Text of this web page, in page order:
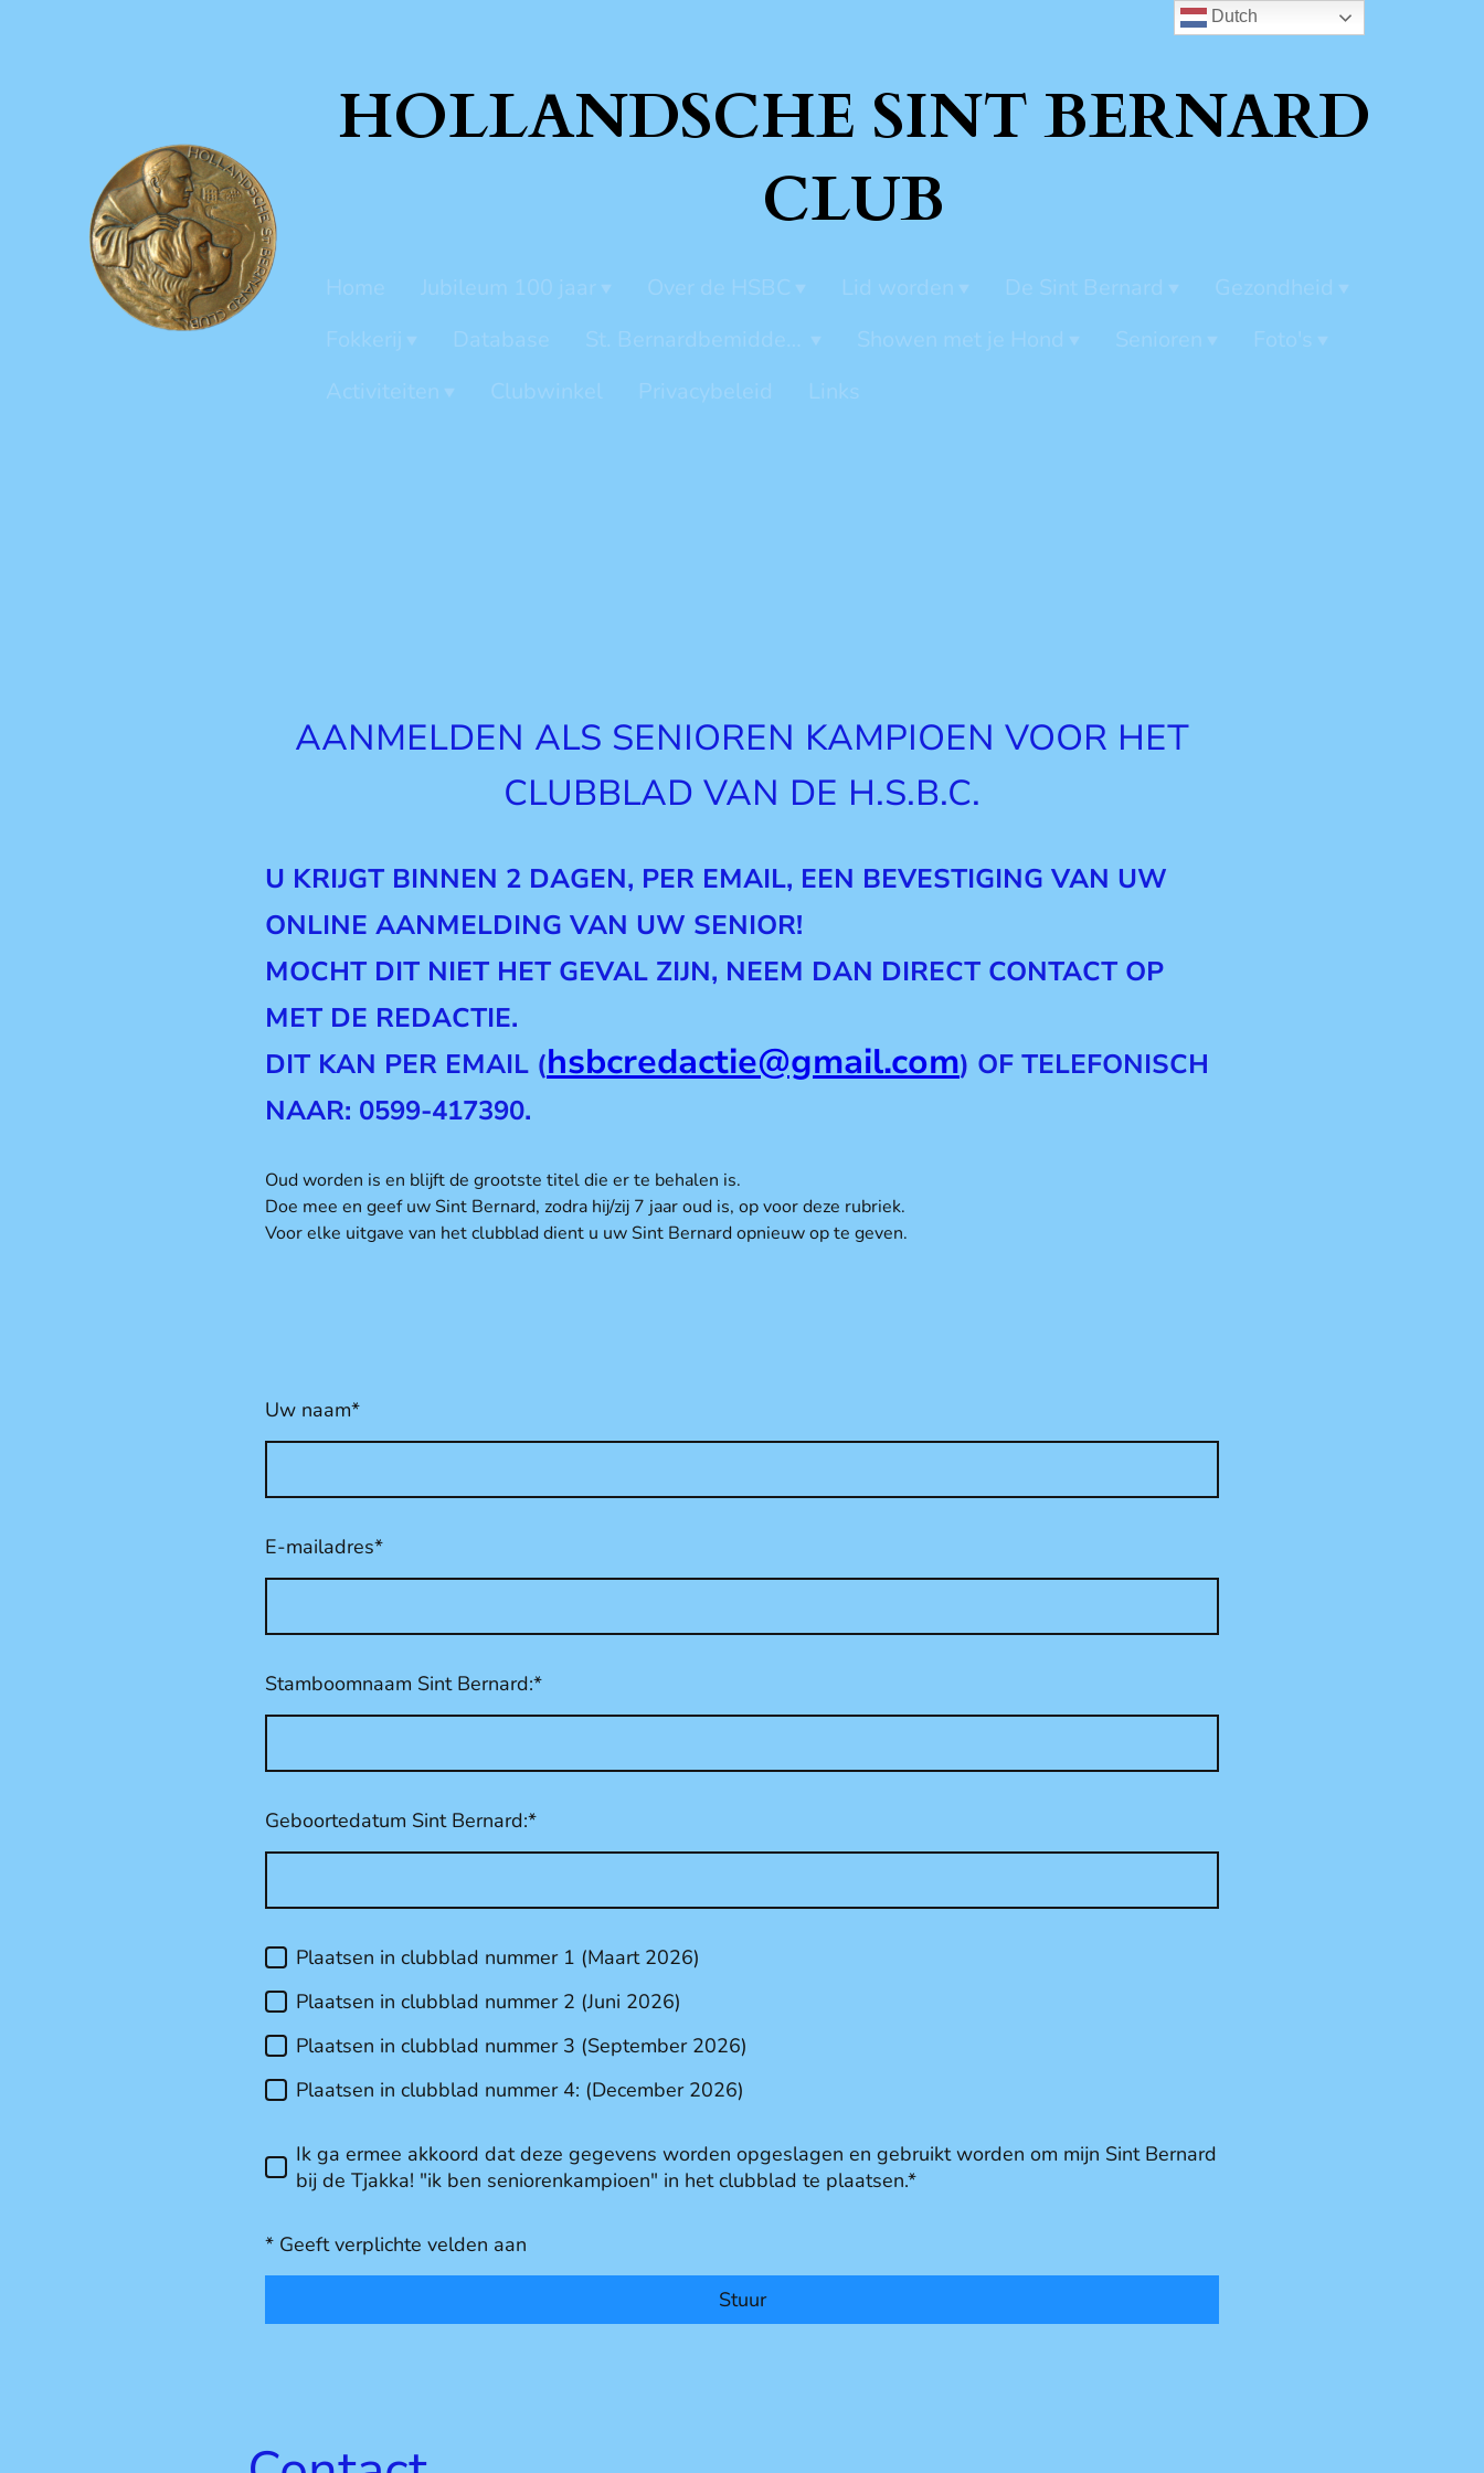
HOLLANDSCHE SINT BERNARD
CLUB
Home Jubileum 100 jaar Over de HSBC Lid worden De Sint Bernard
Gezondheid
Fokkerij
Database St. Bernardbemiddeling Showen met je Hond Senioren
Foto's
Activiteiten
Clubwinkel Privacybeleid Links
AANMELDEN ALS SENIOREN KAMPIOEN VOOR HET
CLUBBLAD VAN DE H.S.B.C.
U KRIJGT BINNEN 2 DAGEN, PER EMAIL, EEN BEVESTIGING VAN UW
ONLINE AANMELDING VAN UW SENIOR!
MOCHT DIT NIET HET GEVAL ZIJN, NEEM DAN DIRECT CONTACT OP
MET DE REDACTIE.
DIT KAN PER EMAIL (hsbcredactie@gmail.com) OF TELEFONISCH
NAAR: 0599-417390.
Oud worden is en blijft de grootste titel die er te behalen is.
Doe mee en geef uw Sint Bernard, zodra hij/zij 7 jaar oud is, op voor deze rubriek.
Voor elke uitgave van het clubblad dient u uw Sint Bernard opnieuw op te geven.
Uw naam*
E-mailadres*
Stamboomnaam Sint Bernard:*
Geboortedatum Sint Bernard:*
Plaatsen in clubblad nummer 1 (Maart 2026)
Plaatsen in clubblad nummer 2 (Juni 2026)
Plaatsen in clubblad nummer 3 (September 2026)
Plaatsen in clubblad nummer 4: (December 2026)
Ik ga ermee akkoord dat deze gegevens worden opgeslagen en gebruikt worden om mijn Sint Bernard
bij de Tjakka! "ik ben seniorenkampioen" in het clubblad te plaatsen.*
* Geeft verplichte velden aan
Stuur
Dutch